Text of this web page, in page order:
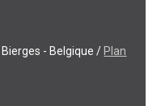
- Belgique / Plan